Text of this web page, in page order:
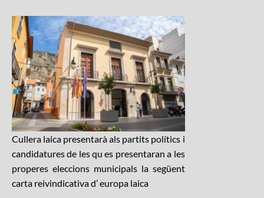
Cullera laica presentarà als partits polítics i
candidatures de les qu es presentaran a les
properes eleccions municipals la següent
carta reivindicativa d’ europa laica